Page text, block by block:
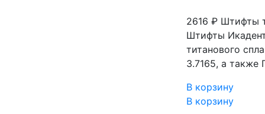
2616 ₽ Штифты
Штифты
титанового
3.7165, а
В корзину
В корзину